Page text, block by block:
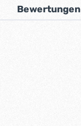
Bewertungen